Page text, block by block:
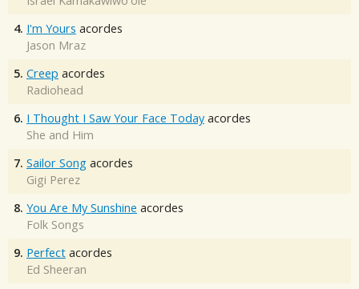
4. I'm Yours acordes
Jason Mraz
5. Creep acordes
Radiohead
6. I Thought I Saw Your Face Today acordes
She and Him
7. Sailor Song acordes
Gigi Perez
8. You Are My Sunshine acordes
Folk Songs
9. Perfect acordes
Ed Sheeran